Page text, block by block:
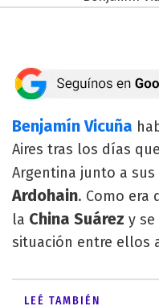
Benjamín Vicuña
Aires tras los días
Argentina junto a
Ardohain. Como era
la China Suárez y
situación entre ellos
LEÉ TAMBIÉN